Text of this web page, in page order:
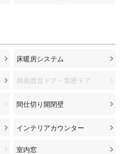
床暖房システム
簡易遮音ドア・気密ドア
間仕切り開閉壁
インテリアカウンター
室内窓